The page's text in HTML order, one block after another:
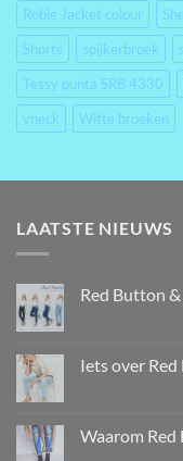
Robie Jacket colour
Shorts
spijkerbroek
Tessy punta SRB 4330
vneck
Witte broeken
LAATSTE NIEUWS
Red Button
Iets over
Waarom